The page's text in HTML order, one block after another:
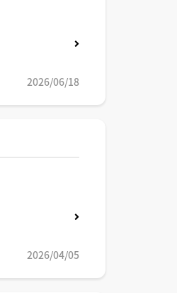
2026/06/18
2026/04/05